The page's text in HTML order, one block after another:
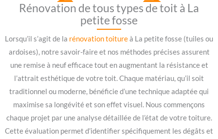
Rénovation de tous types de toit à La
petite fosse
Lorsqu’il s’agit de la rénovation toitureà La petite fosse (tuiles ou
ardoises), notre savoir-faire et nos méthodes précises assurent
une remise à neuf efficace tout en augmentant la résistance et
l’attrait esthétique de votre toit. Chaque matériau, qu’il soit
traditionnel ou moderne, bénéficie d’une technique adaptée qui
maximise sa longévité et son effet visuel. Nous commençons
chaque projet par une analyse détaillée de l’état de votre toiture.
Cette évaluation permet d’identifier spécifiquement les dégâts et